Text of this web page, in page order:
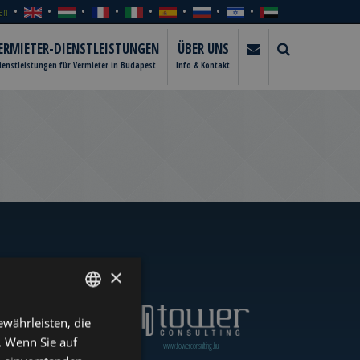
DIENSTLEISTUNGEN
für Vermieter in Budapest
ÜBER UNS
Info & Kontakt
www.towerassistance.com www.towerconsulting.hu
ENGLISH
HUNGARIAN
×
die
Sie auf